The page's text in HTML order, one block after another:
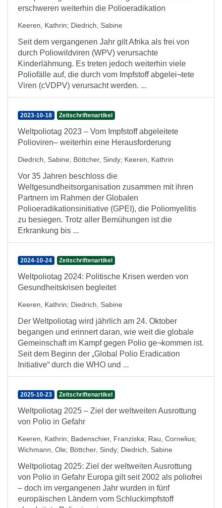
erschweren weiterhin die Polioeradikation
Keeren, Kathrin; Diedrich, Sabine
Seit dem vergangenen Jahr gilt Afrika als frei von
durch Poliowildviren (WPV) verursachte
Kinderlähmung. Es treten jedoch weiterhin viele
Poliofälle auf, die durch vom Impfstoff abgelei¬tete
Viren (cVDPV) verursacht werden. ...
2023-10-18 Zeitschriftenartikel
Weltpoliotag 2023 – Vom Impfstoff abgeleitete
Polioviren– weiterhin eine Herausforderung
Diedrich, Sabine; Böttcher, Sindy; Keeren, Kathrin
Vor 35 Jahren beschloss die
Weltgesundheitsorganisation zusammen mit ihren
Partnern im Rahmen der Globalen
Polioeradikationsinitiative (GPEI), die Poliomyelitis
zu besiegen. Trotz aller Bemühungen ist die
Erkrankung bis ...
2024-10-24 Zeitschriftenartikel
Weltpoliotag 2024: Politische Krisen werden von
Gesundheitskrisen begleitet
Keeren, Kathrin; Diedrich, Sabine
Der Weltpoliotag wird jährlich am 24. Oktober
begangen und erinnert daran, wie weit die globale
Gemeinschaft im Kampf gegen Polio ge¬kommen ist.
Seit dem Beginn der „Global Polio Eradication
Initiative“ durch die WHO und ...
2025-10-23 Zeitschriftenartikel
Weltpoliotag 2025 – Ziel der weltweiten Ausrottung
von Polio in Gefahr
Keeren, Kathrin; Badenschier, Franziska; Rau, Cornelius;
Wichmann, Ole; Böttcher, Sindy; Diedrich, Sabine
Weltpoliotag 2025: Ziel der weltweiten Ausrottung
von Polio in Gefahr Europa gilt seit 2002 als poliofrei
– doch im vergangenen Jahr wurden in fünf
europäischen Ländern vom Schluckimpfstoff